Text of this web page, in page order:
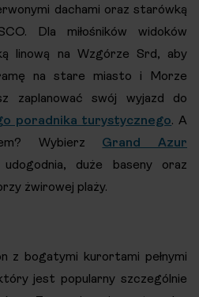
dachami oraz starówką
Dla miłośników widoków
linową na Wzgórze Srd, aby
na stare miasto i Morze
zaplanować swój wyjazd do
poradnika turystycznego. A
Wybierz Grand Azur
duże baseny oraz
żwirowej plaży.
z bogatymi kurortami pełnymi
jest popularny szczególnie